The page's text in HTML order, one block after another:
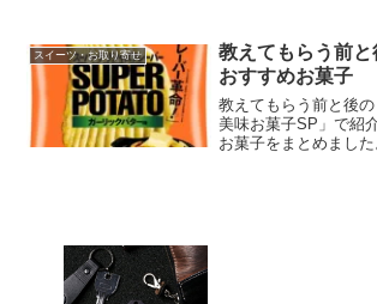
す。おしゃれなお店
いる方の参考になれば
スイーツ・お取り寄せ
教えてもらう前
おすすめお菓子
教えてもらう前と後
美味お菓子SP」で紹
お菓子をまとめまし